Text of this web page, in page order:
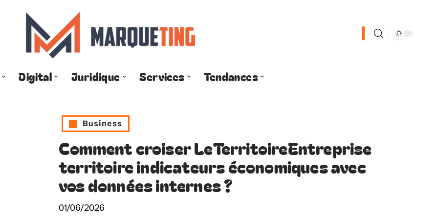
Digital Juridique Services Tendances
Business
Comment croiser LeTerritoireEntreprise
territoire indicateurs économiques avec
vos données internes ?
01/06/2026